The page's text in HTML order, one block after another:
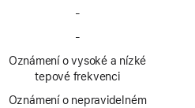
-
-
aplikace
EKG
Oznámení o vysoké a nízké
tepové frekvenci
Oznámení o nepravidelném